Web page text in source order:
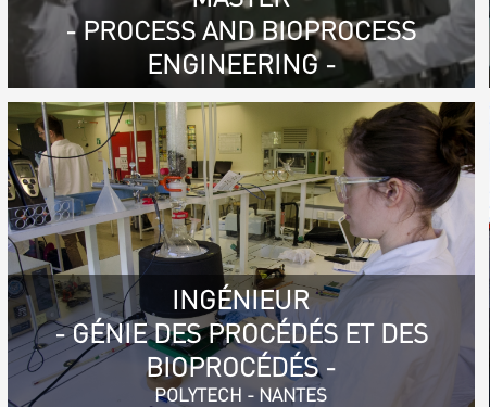
- PROCESS AND BIOPROCESS
ENGINEERING -
INGÉNIEUR
- GÉNIE DES PROCÉDÉS ET DES
BIOPROCÉDÉS -
POLYTECH - NANTES